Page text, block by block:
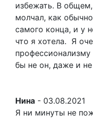
избежать. В
молчал, как
самого конца, и у
что я хотела. Я
бы не он, даже и
Нина - 03.08.2021
Я ни минуты не